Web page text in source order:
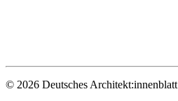
© 2026 Deutsches Architekt:innenblatt